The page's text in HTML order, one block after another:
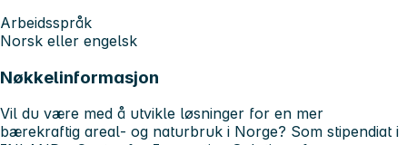
Arbeidsspråk
Norsk eller engelsk
Nøkkelinformasjon
Vil du være med å utvikle løsninger for en mer
bærekraftig areal- og naturbruk i Norge? Som stipendiat i